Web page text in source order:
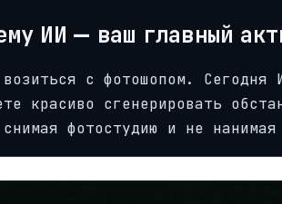
ИИ — ваш главный
с фотошопом. Сегодня
красиво сгенерировать
фотостудию и не нанимая